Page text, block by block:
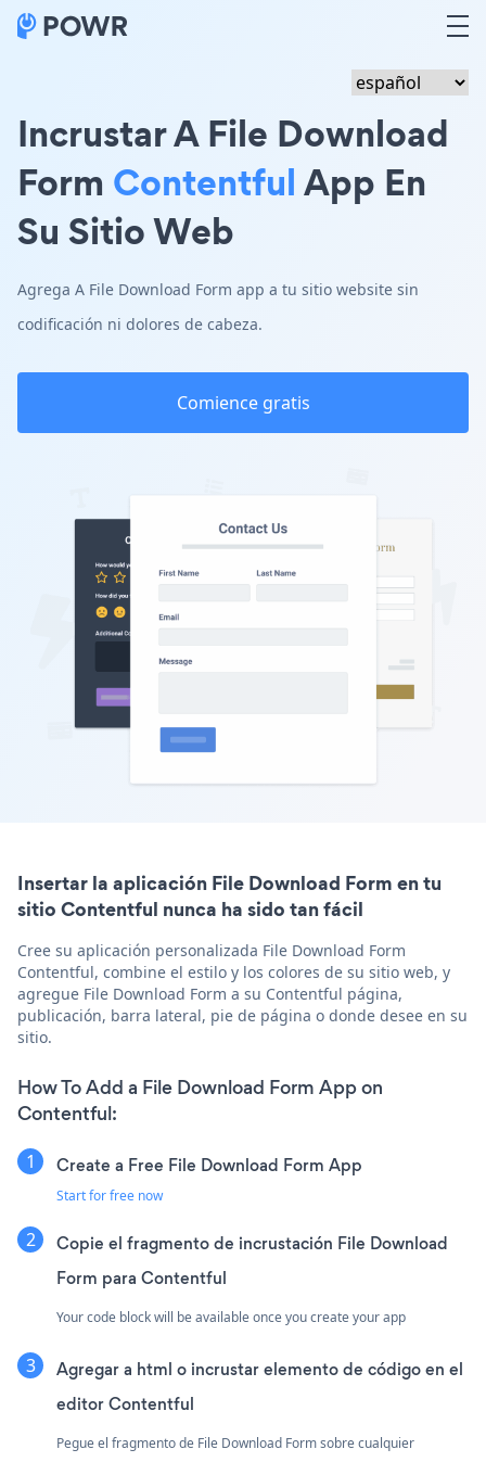
Incrustar A File Download
Form ContentfulApp En
Su Sitio Web
Agrega A File Download Form app a tu sitio website sin
codificación ni dolores de cabeza.
Comience gratis
Insertar la aplicación File Download Form en tu
sitio Contentful nunca ha sido tan fácil
Cree su aplicación personalizada File Download Form
Contentful, combine el estilo y los colores de su sitio web, y
agregue File Download Form a su Contentful página,
publicación, barra lateral, pie de página o donde desee en su
sitio.
How To Add a File Download Form App on
Contentful:
Create a Free File Download Form App
Start for free now
Copie el fragmento de incrustación File Download
Form para Contentful
Your code block will be available once you create your app
Agregar a html o incrustar elemento de código en el
editor Contentful
Pegue el fragmento de File Download Form sobre cualquier